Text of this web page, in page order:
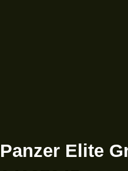
Panzer Elite